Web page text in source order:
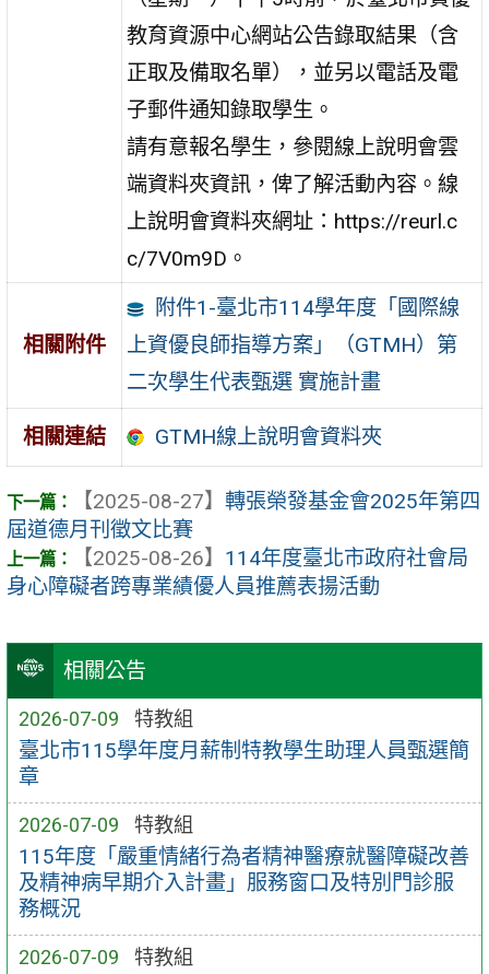
相關公告
2026-07-09 特教組
臺北市115學年度月薪制特教學生助理人員甄選簡
章
2026-07-09 特教組
115年度「嚴重情緒行為者精神醫療就醫障礙改善
及精神病早期介入計畫」服務窗口及特別門診服
務概況
2026-07-09 特教組
教育資源中心網站公告錄取結果（含
正取及備取名單），並另以電話及電
子郵件通知錄取學生。
請有意報名學生，參閱線上說明會雲
端資料夾資訊，俾了解活動內容。線
上說明會資料夾網址：https://reurl.c
c/7V0m9D。
相關附件
附件1-臺北市114學年度「國際線
上資優良師指導方案」（GTMH）第
二次學生代表甄選 實施計畫
相關連結 GTMH線上說明會資料夾
【2025-08-27】 轉張榮發基金會2025年第四
屆道德月刊徵文比賽
【2025-08-26】 114年度臺北市政府社會局
身心障礙者跨專業績優人員推薦表揚活動